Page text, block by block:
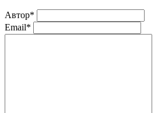
Автор*
Email*